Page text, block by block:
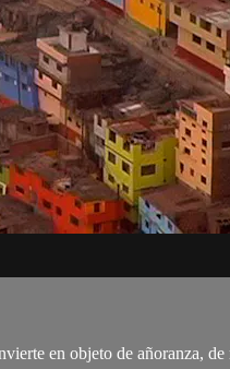
en objeto de añoranza,